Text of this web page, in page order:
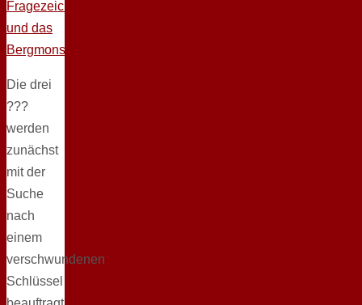
Die drei
???
werden
zunächst
mit der
Suche
nach
einem
verschwundenen
Schlüssel